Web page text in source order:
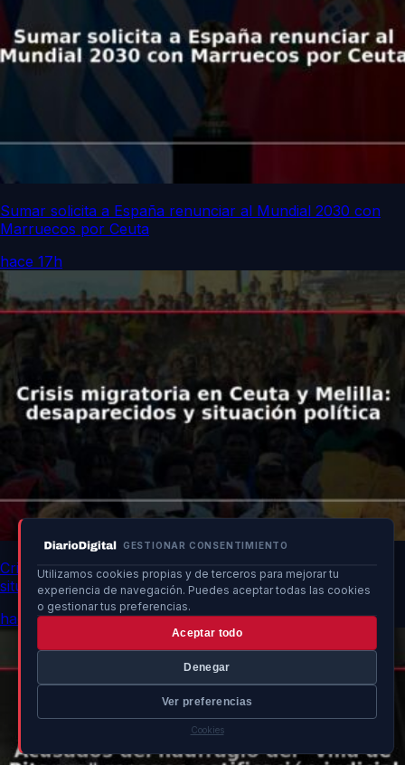
GESTIONAR CONSENTIMIENTO
Utilizamos cookies propias y de terceros para mejorar tu
experiencia de navegación. Puedes aceptar todas las cookies
o gestionar tus preferencias.
Aceptar todo
Denegar
Ver preferencias
Cookies
Sumar solicita a España renunciar al Mundial 2030 con
Marruecos por Ceuta
hace 17h
Crisis migratoria en Ceuta y Melilla: desaparecidos y
situación política
hace 17h